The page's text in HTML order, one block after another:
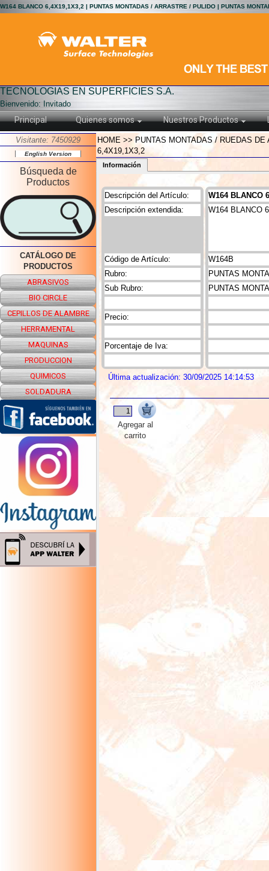
W164 BLANCO 6,4X19,1X3,2 | PUNTAS MONTADAS / ARRASTRE / PULIDO | PUNTAS
TECNOLOGIAS EN SUPERFICIES S.A.
Bienvenido: Invitado
Principal Quienes somos Nuestros Productos
Visitante: 7450929
English Version
Búsqueda de
Productos
CATÁLOGO DE
PRODUCTOS
ABRASIVOS
BIO CIRCLE
CEPILLOS DE ALAMBRE
HERRAMENTAL
MAQUINAS
PRODUCCION
QUIMICOS
SOLDADURA
HOME >> PUNTAS MONTADAS / RUEDAS
6,4X19,1X3,2
Información
Descripción del Artículo:
Código de Artículo:
Rubro:
Sub Rubro:
Precio:
Descripción extendida:
Porcentaje de Iva:
W164 BLANCO
W164B
PUNTAS
PUNTAS
W164 BLANCO
Última actualización: 30/09/2025 14:14:53
Agregar al
carrito